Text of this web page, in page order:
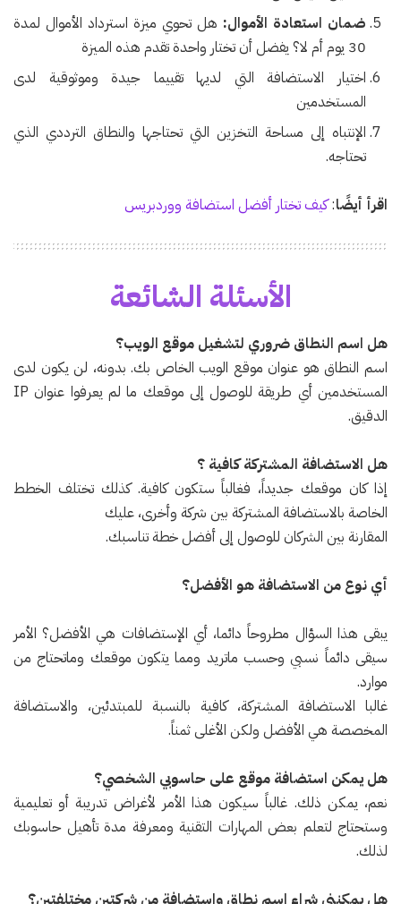
ضمان استعادة الأموال: هل تحوي ميزة استرداد الأموال لمدة
30 يوم أم لا؟ يفضل أن تختار واحدة تقدم هذه الميزة
اختيار الاستضافة التي لديها تقييما جيدة وموثوقية لدى
المستخدمين
الإنتباه إلى مساحة التخزين التي تحتاجها والنطاق الترددي الذي
تحتاجه.
اقرأ أيضًا:كيف تختار أفضل استضافة ووردبريس
الأسئلة الشائعة
هل اسم النطاق ضروري لتشغيل موقع الويب؟
اسم النطاق هو عنوان موقع الويب الخاص بك. بدونه، لن يكون لدى
المستخدمين أي طريقة للوصول إلى موقعك ما لم يعرفوا عنوان IP
الدقيق.
هل الاستضافة المشتركة كافية ؟
إذا كان موقعك جديداً، فغالباً ستكون كافية. كذلك تختلف الخطط
الخاصة بالاستضافة المشتركة بين شركة وأخرى، عليك
المقارنة بين الشركان للوصول إلى أفضل خطة تناسبك.
أي نوع من الاستضافة هو الأفضل؟
يبقى هذا السؤال مطروحاً دائما، أي الإستضافات هي الأفضل؟ الأمر
سيقى دائماً نسبي وحسب ماتريد ومما يتكون موقعك وماتحتاج من
موارد.
غالبا الاستضافة المشتركة، كافية بالنسبة للمبتدئين، والاستضافة
المخصصة هي الأفضل ولكن الأغلى ثمناً.
هل يمكن استضافة موقع على حاسوبي الشخصي؟
نعم، يمكن ذلك. غالباً سيكون هذا الأمر لأغراض تدريبة أو تعليمية
وستحتاج لتعلم بعض المهارات التقنية ومعرفة مدة تأهيل حاسوبك
لذلك.
هل يمكنني شراء اسم نطاق واستضافة من شركتين مختلفتين؟